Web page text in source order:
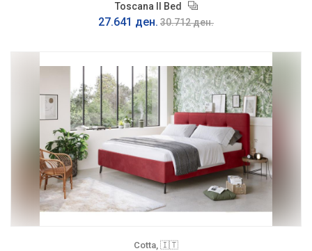
Toscana II Bed
27.641 ден. 30.712 ден.
Cotta, 🇮🇹